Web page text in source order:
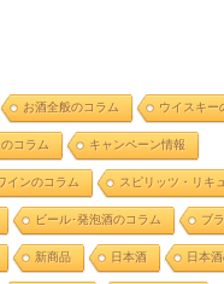
お酒全般のコラム ウイスキー
コラム キャンペーン情報
インのコラム スピリッツ・リキ
ビール･発泡酒のコラム ブ
新商品 日本酒 日本